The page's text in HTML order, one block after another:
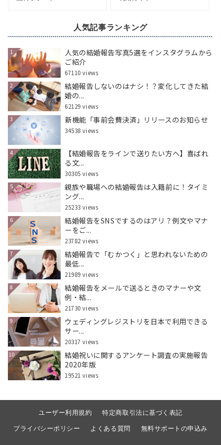
人気記事ランキング
1
人気の結婚報告写真5選をインスタグラムから
ご紹介
67110 views
2
結婚報告しないのはナシ！？変化してきた結
婚の...
62129 views
3 新機能「事前会費決済」リリースのお知らせ
34538 views
4
【結婚報告をラインで送りたい方へ】喜ばれ
る文...
30305 views
5
親族や職場への結婚報告は入籍前に！タイミ
ング...
25233 views
6
結婚報告をSNSでするのはアリ？例文やマナ
ーをご...
23782 views
7
結婚報告で「むかつく」と思われないための
最低...
21989 views
8
結婚報告をメールで送るときのマナーや文
例・結...
21730 views
9
ウェディングレジストリを日本で利用できる
サー...
20317 views
10
結婚祝いに関するアンケート調査の実施報告
2020年版
19521 views
ユーザー利用規約 特定商取引法に基づく表記
プライバシーポリシー よくある質問 無料サポートの申込み